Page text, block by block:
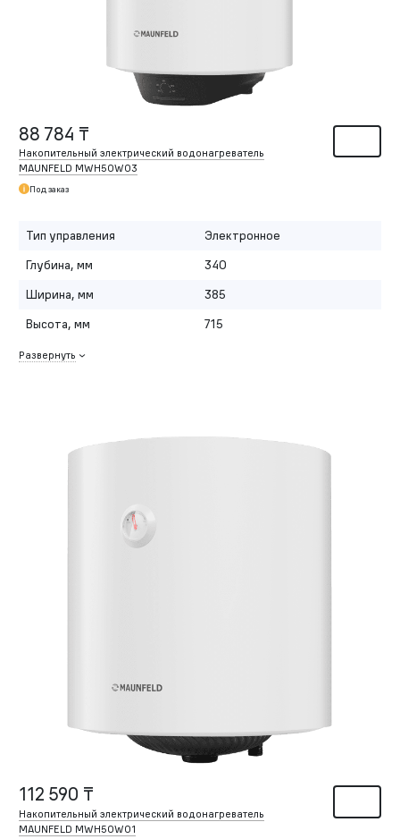
88 784 ₸
Накопительный электрический водонагреватель
MAUNFELD MWH50W03
Под заказ
Тип управления
Электронное
Глубина, мм
340
Ширина, мм
385
Высота, мм
715
Развернуть
112 590 ₸
Накопительный электрический водонагреватель
MAUNFELD MWH50W01